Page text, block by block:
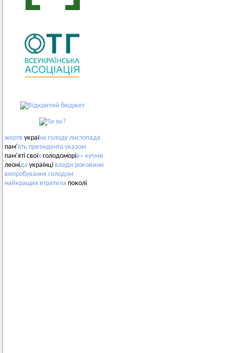
жертв україна голоду листопада
пам'ять президента указом
пам'яті своїх голодоморів» кучми
леоніда українці влади роковини
випробування голодом
найкращих втратила поколі